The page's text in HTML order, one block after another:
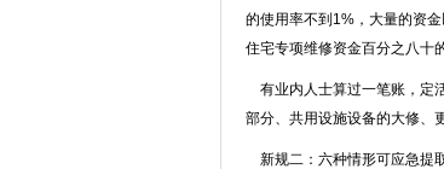
的使用率不到1%，大量的资
住宅专项维修资金百分之八十
有业内人士算过一笔账，定
部分、共用设施设备的大修、
新规二：六种情形可应急提